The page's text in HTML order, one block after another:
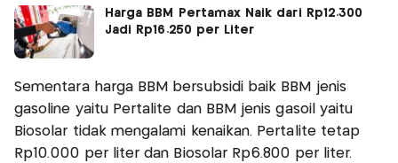
Harga BBM Pertamax Naik dari Rp12.300
Jadi Rp16.250 per Liter
Sementara harga BBM bersubsidi baik BBM jenis
gasoline yaitu Pertalite dan BBM jenis gasoil yaitu
Biosolar tidak mengalami kenaikan. Pertalite tetap
Rp10.000 per liter dan Biosolar Rp6.800 per liter.